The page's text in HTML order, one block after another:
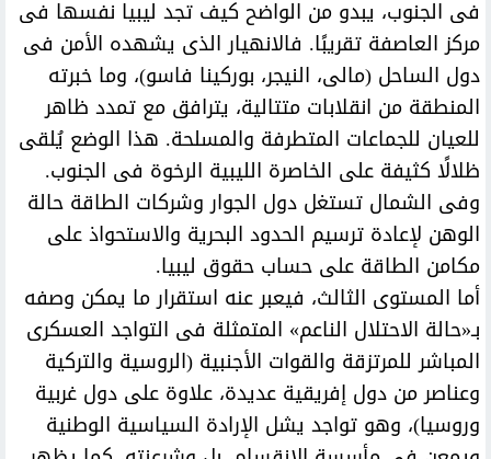
فى الجنوب، يبدو من الواضح كيف تجد ليبيا نفسها فى
مركز العاصفة تقريبًا. فالانهيار الذى يشهده الأمن فى
دول الساحل (مالى، النيجر، بوركينا فاسو)، وما خبرته
المنطقة من انقلابات متتالية، يترافق مع تمدد ظاهر
للعيان للجماعات المتطرفة والمسلحة. هذا الوضع يُلقى
ظلالًا كثيفة على الخاصرة الليبية الرخوة فى الجنوب.
وفى الشمال تستغل دول الجوار وشركات الطاقة حالة
الوهن لإعادة ترسيم الحدود البحرية والاستحواذ على
مكامن الطاقة على حساب حقوق ليبيا.
أما المستوى الثالث، فيعبر عنه استقرار ما يمكن وصفه
بـ«حالة الاحتلال الناعم» المتمثلة فى التواجد العسكرى
المباشر للمرتزقة والقوات الأجنبية (الروسية والتركية
وعناصر من دول إفريقية عديدة، علاوة على دول غربية
وروسيا)، وهو تواجد يشل الإرادة السياسية الوطنية